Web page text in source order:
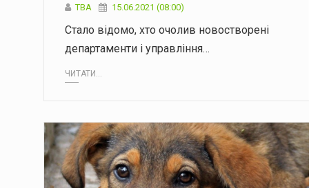
ТВА 15.06.2021 (08:00)
Стало відомо, хто очолив новостворені
департаменти і управління…
ЧИТАТИ...